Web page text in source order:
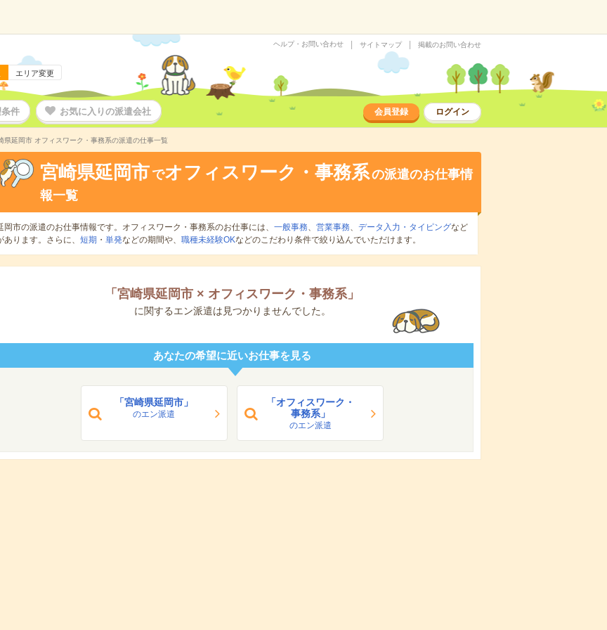
エリア変更
ヘルプ・お問い合わせ サイトマップ 掲載のお問い合わせ
件 お気に入りの派遣会社 会員登録 ログイン
県延岡市 オフィスワーク・事務系の派遣の仕事一覧
宮崎県延岡市 でオフィスワーク・事務系の派遣のお仕事情
報一覧
岡市の派遣のお仕事情報です。オフィスワーク・事務系のお仕事には、 一般事務、 営業事務、 データ入力・タイピングなど
あります。さらに、 短期 ・ 単発などの期間や、 職種未経験OKなどのこだわり条件で絞り込んでいただけます。
「 宮崎県延岡市 × オフィスワーク・事務系」
に関するエン派遣は見つかりませんでした。
あなたの希望に近いお仕事を見る
「宮崎県延岡市」
のエン派遣
「オフィスワーク・
事務系」
のエン派遣